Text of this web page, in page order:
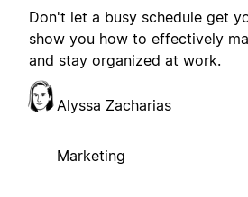
Don't let a busy schedule get
show you how to effectively
and stay organized at work.
Alyssa Zacharias
Marketing